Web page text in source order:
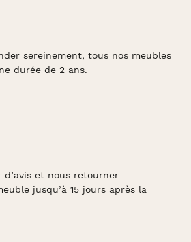
sereinement, tous nos meubles
durée de 2 ans.
d’avis et nous retourner
jusqu’à 15 jours après la